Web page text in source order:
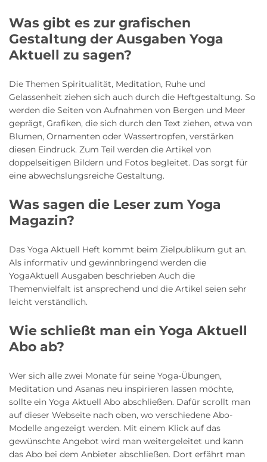
Was gibt es zur grafischen
Gestaltung der Ausgaben Yoga
Aktuell zu sagen?
Die Themen Spiritualität, Meditation, Ruhe und
Gelassenheit ziehen sich auch durch die Heftgestaltung. So
werden die Seiten von Aufnahmen von Bergen und Meer
geprägt, Grafiken, die sich durch den Text ziehen, etwa von
Blumen, Ornamenten oder Wassertropfen, verstärken
diesen Eindruck. Zum Teil werden die Artikel von
doppelseitigen Bildern und Fotos begleitet. Das sorgt für
eine abwechslungsreiche Gestaltung.
Was sagen die Leser zum Yoga
Magazin?
Das Yoga Aktuell Heft kommt beim Zielpublikum gut an.
Als informativ und gewinnbringend werden die
YogaAktuell Ausgaben beschrieben Auch die
Themenvielfalt ist ansprechend und die Artikel seien sehr
leicht verständlich.
Wie schließt man ein Yoga Aktuell
Abo ab?
Wer sich alle zwei Monate für seine Yoga-Übungen,
Meditation und Asanas neu inspirieren lassen möchte,
sollte ein Yoga Aktuell Abo abschließen. Dafür scrollt man
auf dieser Webseite nach oben, wo verschiedene Abo-
Modelle angezeigt werden. Mit einem Klick auf das
gewünschte Angebot wird man weitergeleitet und kann
das Abo bei dem Anbieter abschließen. Dort erfährt man